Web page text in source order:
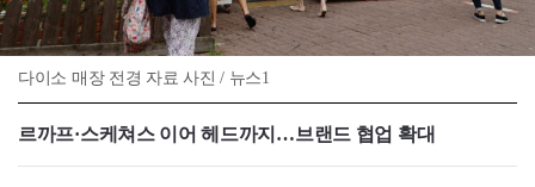
다이소 매장 전경 자료 사진 / 뉴스1
르까프·스케쳐스 이어 헤드까지…브랜드 협업 확대